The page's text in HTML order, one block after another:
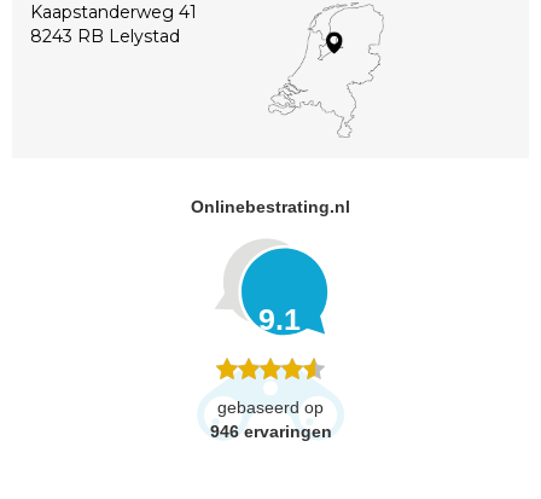
Kaapstanderweg 41
8243 RB Lelystad
Onlinebestrating.nl
9.1
gebaseerd op
946 ervaringen